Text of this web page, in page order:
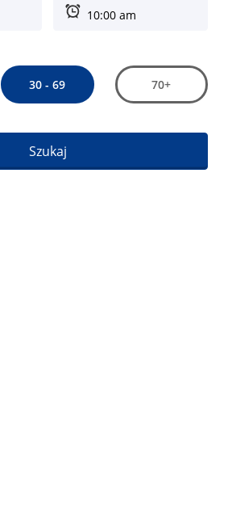
30 - 69 70+
Szukaj